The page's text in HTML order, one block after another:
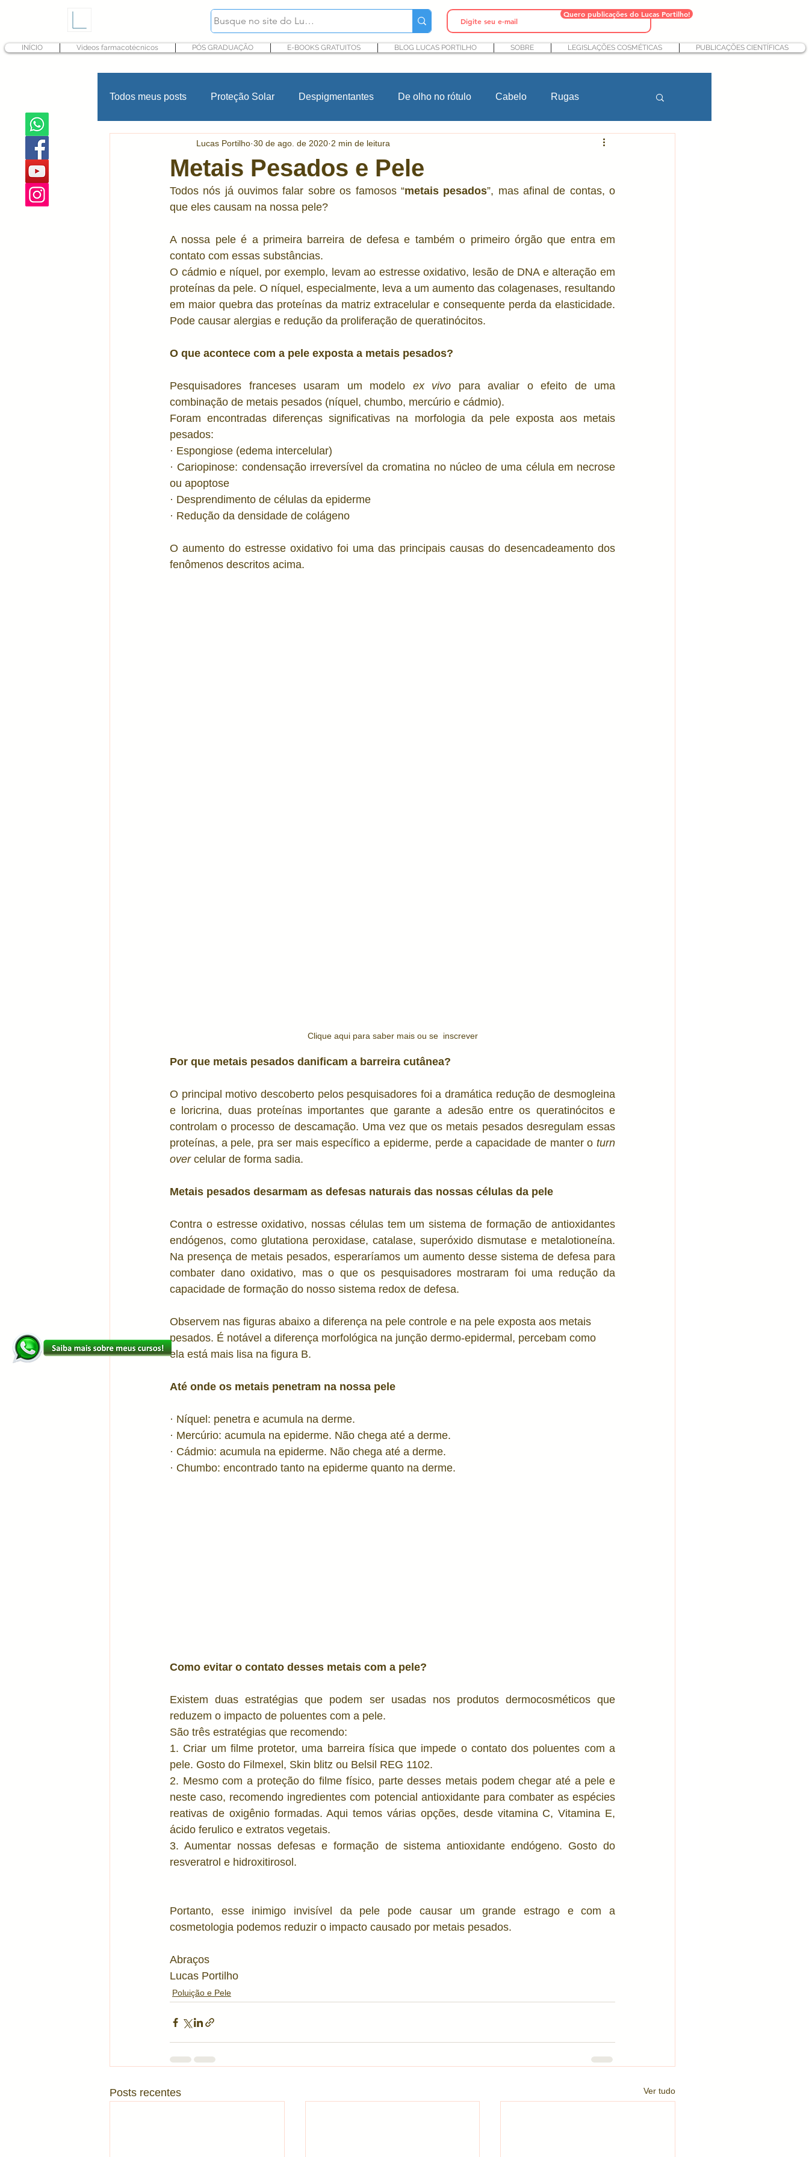
INÍCIO Vídeos farmacotécnicos PÓS GRADUAÇÃO E-BOOKS GRATUITOS BLOG LUCAS PORTILHO SOBRE LEGISLAÇÕES COSMÉTICAS PUBLICAÇÕES CIENTÍFICAS
Quero publicações do Lucas Portilho!
Todos meus posts Proteção Solar Despigmentantes De olho no rótulo Cabelo Rugas
Fragrância In Cosmetics Cursos
INCI Cosméticos Ingredientes cosméticos Microbioma e Pele Proteção solar
Produtos infantis Conservantes P&D cosmético Pesquisa e desenvolvimento Nutricosméticos
Tratamentos corporais Acne Estética Toxicologia Poluição e Pele Peles sensíveis
Metais Pesados e Pele
Lucas Portilho 30 de ago. de 2020 2 min de leitura
Todos nós já ouvimos falar sobre os famosos “metais pesados”, mas afinal de contas, o
que eles causam na nossa pele?
A nossa pele é a primeira barreira de defesa e também o primeiro órgão que entra em
contato com essas substâncias.
O cádmio e níquel, por exemplo, levam ao estresse oxidativo, lesão de DNA e alteração em
proteínas da pele. O níquel, especialmente, leva a um aumento das colagenases, resultando
em maior quebra das proteínas da matriz extracelular e consequente perda da elasticidade.
Pode causar alergias e redução da proliferação de queratinócitos.
O que acontece com a pele exposta a metais pesados?
Pesquisadores franceses usaram um modelo ex vivo para avaliar o efeito de uma
combinação de metais pesados (níquel, chumbo, mercúrio e cádmio).
Foram encontradas diferenças significativas na morfologia da pele exposta aos metais
pesados:
· Espongiose (edema intercelular)
· Cariopinose: condensação irreversível da cromatina no núcleo de uma célula em necrose
ou apoptose
· Desprendimento de células da epiderme
· Redução da densidade de colágeno
O aumento do estresse oxidativo foi uma das principais causas do desencadeamento dos
fenômenos descritos acima.
Clique aqui para saber mais ou se  inscrever
Por que metais pesados danificam a barreira cutânea?
O principal motivo descoberto pelos pesquisadores foi a dramática redução de desmogleina
e loricrina, duas proteínas importantes que garante a adesão entre os queratinócitos e
controlam o processo de descamação. Uma vez que os metais pesados desregulam essas
proteínas, a pele, pra ser mais específico a epiderme, perde a capacidade de manter o turn
over celular de forma sadia.
Metais pesados desarmam as defesas naturais das nossas células da pele
Contra o estresse oxidativo, nossas células tem um sistema de formação de antioxidantes
endógenos, como glutationa peroxidase, catalase, superóxido dismutase e metalotioneína.
Na presença de metais pesados, esperaríamos um aumento desse sistema de defesa para
combater dano oxidativo, mas o que os pesquisadores mostraram foi uma redução da
capacidade de formação do nosso sistema redox de defesa.
Observem nas figuras abaixo a diferença na pele controle e na pele exposta aos metais
pesados. É notável a diferença morfológica na junção dermo-epidermal, percebam como
ela está mais lisa na figura B.
Até onde os metais penetram na nossa pele
· Níquel: penetra e acumula na derme.
· Mercúrio: acumula na epiderme. Não chega até a derme.
· Cádmio: acumula na epiderme. Não chega até a derme.
· Chumbo: encontrado tanto na epiderme quanto na derme.
Como evitar o contato desses metais com a pele?
Existem duas estratégias que podem ser usadas nos produtos dermocosméticos que
reduzem o impacto de poluentes com a pele.
São três estratégias que recomendo:
1. Criar um filme protetor, uma barreira física que impede o contato dos poluentes com a
pele. Gosto do Filmexel, Skin blitz ou Belsil REG 1102.
2. Mesmo com a proteção do filme físico, parte desses metais podem chegar até a pele e
neste caso, recomendo ingredientes com potencial antioxidante para combater as espécies
reativas de oxigênio formadas. Aqui temos várias opções, desde vitamina C, Vitamina E,
ácido ferulico e extratos vegetais.
3. Aumentar nossas defesas e formação de sistema antioxidante endógeno. Gosto do
resveratrol e hidroxitirosol.
Portanto, esse inimigo invisível da pele pode causar um grande estrago e com a
cosmetologia podemos reduzir o impacto causado por metais pesados.
Abraços
Lucas Portilho
Poluição e Pele
Posts recentes Ver tudo